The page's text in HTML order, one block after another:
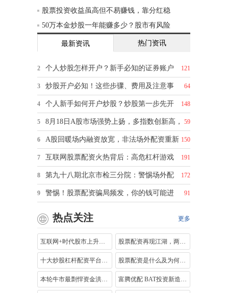
股票投资收益虽高但不易赚钱，靠分红稳
50万本金炒股一年能赚多少？股市有风险
最新资讯 热门资讯
2 121
个人炒股怎样开户？新手必知的证券账户
3 64
炒股开户必知！这些步骤、费用及注意事
4 148
个人新手如何开户炒股？炒股第一步先开
5 59
8月18日A股市场强势上扬，多指数创新高，
6 150
A股回暖场内融资放宽，非法场外配资重新
7 191
互联网股票配资火热背后：高危杠杆游戏
8 172
第九十八期北京市检三分院：警惕场外配
9 91
警惕！股票配资骗局频发，你的钱可能进
更多
热点关注
互联网+时代股市上升，股票杠杆是什么意 股票配资再现江湖，两种形式暗藏风险，
十大炒股杠杆配资平台：辉煌优配助力安 股票配资是什么及为何在牛市行情中兴起
本轮牛市最剽悍资金洪流：高杠杆配资的 富腾优配 BAT投资新造车企业争霸，威马融